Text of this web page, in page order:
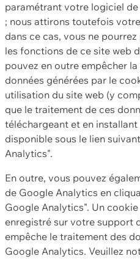
paramétrant votre logiciel
; nous attirons toutefois
dans ce cas, vous ne
les fonctions de ce site web
pouvez en outre empêcher
données générées par le
utilisation du site web (y
que le traitement de ces
téléchargeant et en
disponible sous le lien
Analytics".
En outre, vous pouvez
de Google Analytics en
Google Analytics". Un
enregistré sur votre support
empêche le traitement des
Google Analytics. Veuillez